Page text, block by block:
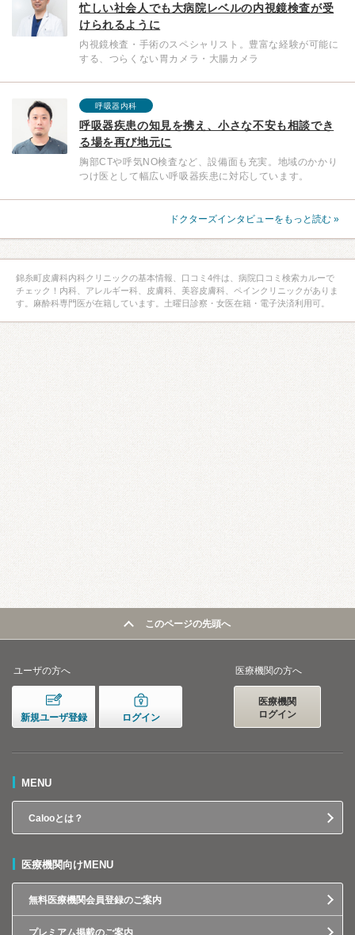
忙しい社会人でも大病院レベルの内視鏡検査が受
けられるように
内視鏡検査・手術のスペシャリスト。豊富な経験が可能に
する、つらくない胃カメラ・大腸カメラ
呼吸器内科
呼吸器疾患の知見を携え、小さな不安も相談でき
る場を再び地元に
胸部CTや呼気NO検査など、設備面も充実。地域のかかり
つけ医として幅広い呼吸器疾患に対応しています。
ドクターズインタビューをもっと読む »
錦糸町皮膚科内科クリニックの基本情報、口コミ4件は、病院口コミ検索カルーで
チェック！内科、アレルギー科、皮膚科、美容皮膚科、ペインクリニックがありま
す。麻酔科専門医が在籍しています。土曜日診察・女医在籍・電子決済利用可。
このページの先頭へ
ユーザの方へ
新規ユーザ登録 ログイン
医療機関の方へ
医療機関
ログイン
MENU
Calooとは？
医療機関向けMENU
無料医療機関会員登録のご案内
プレミアム掲載のご案内